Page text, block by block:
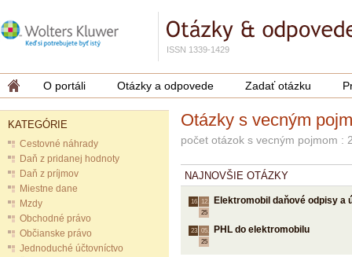
ISSN 1339-1429
O portáli Otázky a odpovede Zadať otázku
KATEGÓRIE
Cestovné náhrady
Daň z pridanej hodnoty
Daň z príjmov
Miestne dane
Mzdy
Obchodné právo
Občianske právo
Jednoduché účtovníctvo
Otázky s vecným
počet otázok s vecným pojmom :
NAJNOVŠIE OTÁZKY
16. 12.
25
Elektromobil daňové odpisy a
23. 05.
25
PHL do elektromobilu